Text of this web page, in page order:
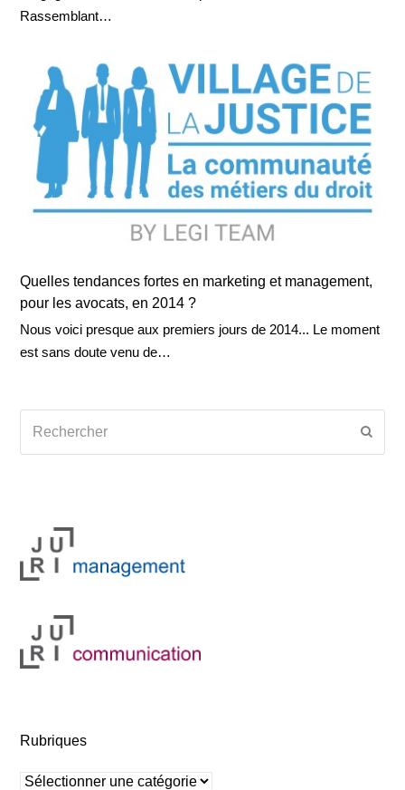
Rassemblant…
Quelles tendances fortes en marketing et management,
pour les avocats, en 2014 ?
Nous voici presque aux premiers jours de 2014... Le moment
est sans doute venu de…
Rubriques
Rubriques